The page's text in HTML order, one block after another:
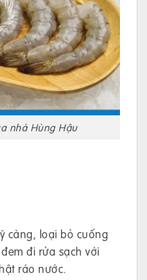
nhà Hùng Hậu
càng, loại bỏ cuống
đi rửa sạch với
ráo nước.